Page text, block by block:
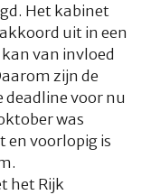
Het kabinet
uit in een
van invloed
zijn de
deadline voor nu
was
en voorlopig is
het Rijk